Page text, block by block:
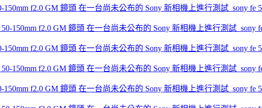
f2.0 GM 鏡頭 在一台尚未公布的 Sony 新相機上進行測試_sony fe
f2.0 GM 鏡頭 在一台尚未公布的 Sony 新相機上進行測試_sony fe
f2.0 GM 鏡頭 在一台尚未公布的 Sony 新相機上進行測試_sony fe